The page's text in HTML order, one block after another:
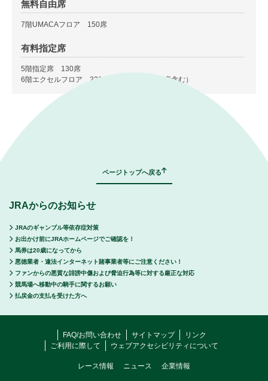
無料自由席
7階UMACAフロア 150席
有料指定席
5階指定席 130席
6階エクセルフロア 221席（車椅子関連席2席含む）
ページトップへ戻る
JRAからのお知らせ
JRAのギャンブル等依存症対策
お出かけ前にJRAホームページでご確認を！
馬券は20歳になってから
悪徳業者・違法インターネット賭事業者等にご注意ください！
ファンからの悪質な誹謗中傷および脅迫行為等に対する厳正な対応
競馬場へ移動中の騎手に関するお願い
払戻金の支払を受けた方へ
FAQ/お問い合わせ サイトマップ
リンク
ご利用に際して
ウェブアクセシビリティについて
レース情報 ニュース 企業情報